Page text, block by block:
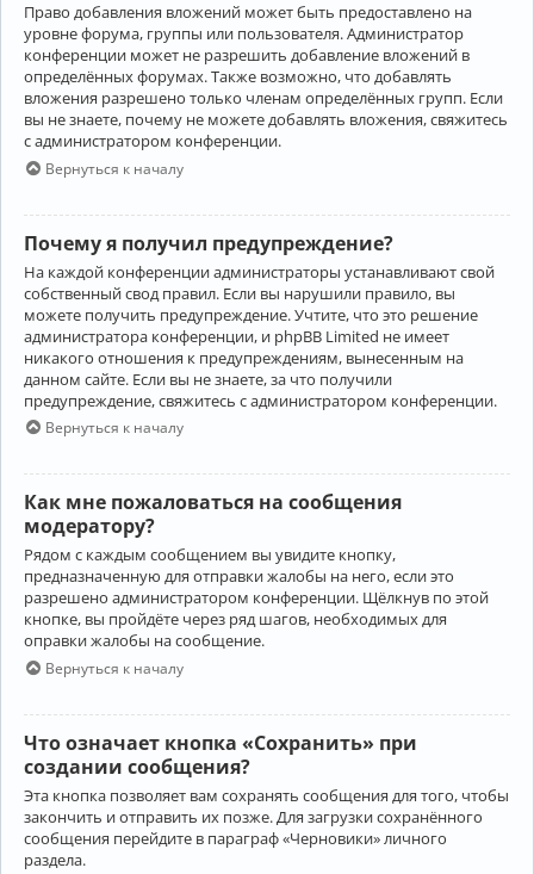
Право добавления вложений может быть предоставлено на
уровне форума, группы или пользователя. Администратор
конференции может не разрешить добавление вложений в
определённых форумах. Также возможно, что добавлять
вложения разрешено только членам определённых групп. Если
вы не знаете, почему не можете добавлять вложения, свяжитесь
с администратором конференции.
Вернуться к началу
Почему я получил предупреждение?
На каждой конференции администраторы устанавливают свой
собственный свод правил. Если вы нарушили правило, вы
можете получить предупреждение. Учтите, что это решение
администратора конференции, и phpBB Limited не имеет
никакого отношения к предупреждениям, вынесенным на
данном сайте. Если вы не знаете, за что получили
предупреждение, свяжитесь с администратором конференции.
Вернуться к началу
Как мне пожаловаться на сообщения
модератору?
Рядом с каждым сообщением вы увидите кнопку,
предназначенную для отправки жалобы на него, если это
разрешено администратором конференции. Щёлкнув по этой
кнопке, вы пройдёте через ряд шагов, необходимых для
оправки жалобы на сообщение.
Вернуться к началу
Что означает кнопка «Сохранить» при
создании сообщения?
Эта кнопка позволяет вам сохранять сообщения для того, чтобы
закончить и отправить их позже. Для загрузки сохранённого
сообщения перейдите в параграф «Черновики» личного
раздела.